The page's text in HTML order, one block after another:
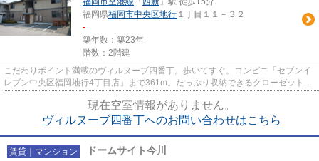
福岡県福岡市中央区地行 １丁目１１－３２
-
築年数：築23年
階数：2階建
こだわりポイント満載のヴィルヌーブ四番丁。歩いてすぐ。コンビニ「セブンイ
レブン中央区福岡地行4丁目店」まで361m。たっぷり収納できるクローゼットが
ついた物件です。設備良し・外...
現在空室情報がありません。
ヴィルヌーブ四番丁へのお問い合わせはこちら
賃貸｜マンション ドームサイト今川